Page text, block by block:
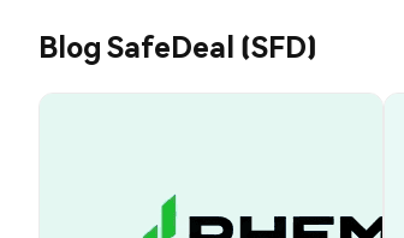
Blog SafeDeal (SFD)